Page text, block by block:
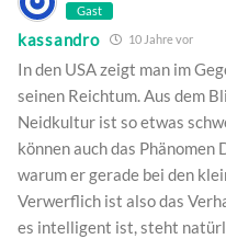
Gast
kassandro 10 Jahre vor
In den USA zeigt man im
seinen Reichtum. Aus dem
Neidkultur ist so etwas
können auch das
warum er gerade bei den
Verwerflich ist also das
es intelligent ist, steht